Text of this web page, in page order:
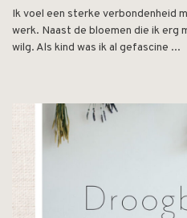
Ik voel een sterke verbondenheid
werk. Naast de bloemen die ik erg
wilg. Als kind was ik al gefascine ...